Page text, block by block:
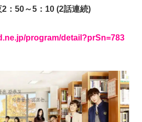
2：50～5：10 (2話連続)
program/detail?prSn=783